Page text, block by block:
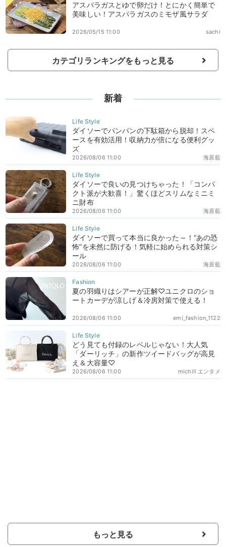
アスパラガスとゆで卵だけ！とにかく簡単で
美味しい！アスパラガスのミモザ風サラダ
sachi
2026/05/15 11:00
カテゴリランキングをもっと見る
新着
ダイソーでパンパンの下駄箱から脱却！スペ
ースを有効活用！収納力が倍になる便利グッ
ズ
海原藍
2026/08/06 11:00
ダイソーで良いの見つけちゃった！「コンパ
クト派が大歓喜！」驚くほどスリムなミニミ
ニ財布
海原藍
2026/08/06 11:00
ダイソーで買って本当に良かった～！“あの恐
怖”を未然に防げる！気軽に始められる対策シ
ール
海原藍
2026/08/06 11:00
夏の羽織りはシアーが正解♡ユニクロのショ
ートカーデが涼しげ＆冷房対策で使える！
emi_fashion_1122
2026/08/06 11:00
どう見ても付録のレベルじゃない！大人気
「ダーリッチ」の新作ツイードバッグが高見
え＆大容量♡
michill エンタメ
2026/08/06 11:00
もっと見る